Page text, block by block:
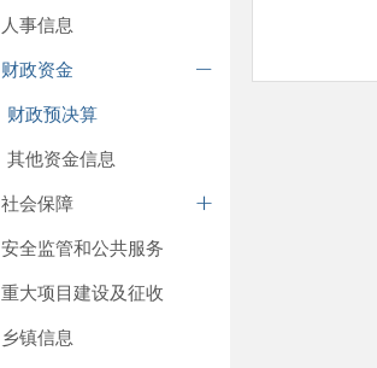
人事信息
财政资金
财政预决算
其他资金信息
社会保障
安全监管和公共服务
重大项目建设及征收
乡镇信息